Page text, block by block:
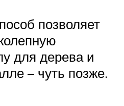
позволяет
для дерева и
– чуть позже.